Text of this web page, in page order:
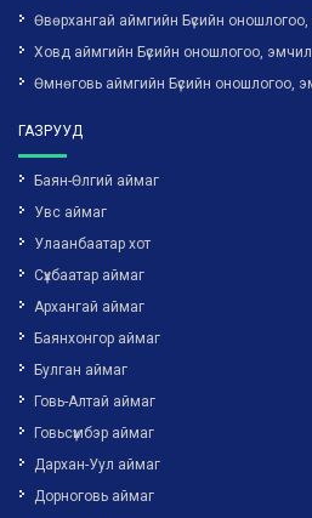
Өвөрхангай аймгийн Бүсийн
Ховд аймгийн Бүсийн оношлогоо,
Өмнөговь аймгийн Бүсийн оношлогоо,
ГАЗРУУД
Баян-Өлгий аймаг
Увс аймаг
Улаанбаатар хот
Сүхбаатар аймаг
Архангай аймаг
Баянхонгор аймаг
Булган аймаг
Говь-Алтай аймаг
Говьсүмбэр аймаг
Дархан-Уул аймаг
Дорноговь аймаг